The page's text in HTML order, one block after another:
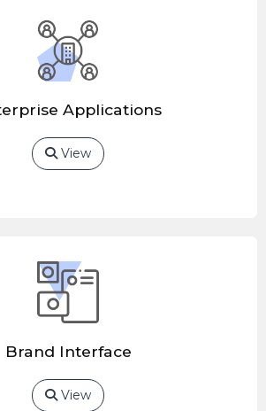
Applications
View
Brand Interface
View